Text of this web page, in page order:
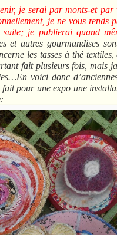
je serai par monts-et par
je ne vous rends
suite; je publierai quand
et autres gourmandises
les tasses à thé textiles,
fait plusieurs fois, mais
voici donc
fait pour une expo une